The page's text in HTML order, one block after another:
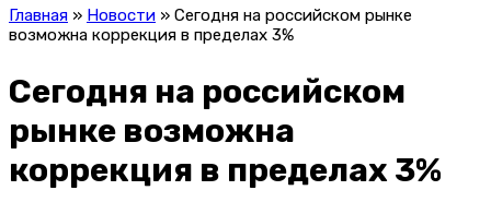
Главная » Новости » Сегодня на российском рынке
возможна коррекция в пределах 3%
Сегодня на российском
рынке возможна
коррекция в пределах 3%